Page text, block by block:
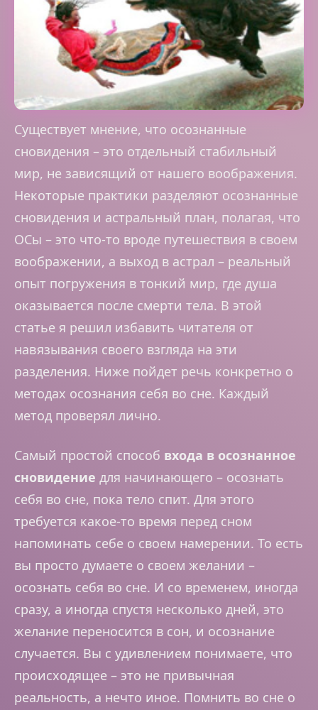
Существует мнение, что осознанные
сновидения – это отдельный стабильный
мир, не зависящий от нашего воображения.
Некоторые практики разделяют осознанные
сновидения и астральный план, полагая, что
ОСы – это что-то вроде путешествия в своем
воображении, а выход в астрал – реальный
опыт погружения в тонкий мир, где душа
оказывается после смерти тела. В этой
статье я решил избавить читателя от
навязывания своего взгляда на эти
разделения. Ниже пойдет речь конкретно о
методах осознания себя во сне. Каждый
метод проверял лично.
Самый простой способ входа в осознанное
сновидение для начинающего – осознать
себя во сне, пока тело спит. Для этого
требуется какое-то время перед сном
напоминать себе о своем намерении. То есть
вы просто думаете о своем желании –
осознать себя во сне. И со временем, иногда
сразу, а иногда спустя несколько дней, это
желание переносится в сон, и осознание
случается. Вы с удивлением понимаете, что
происходящее – это не привычная
реальность, а нечто иное. Помнить во сне о